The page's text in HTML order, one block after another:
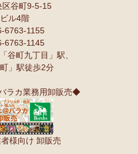
区谷町9-5-15
ル4階
6763-1155
6763-1145
谷町九丁目」駅、
」駅徒歩2分
ラカ業務用卸販売◆
様向け 卸販売